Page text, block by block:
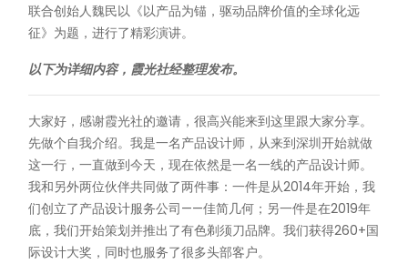
联合创始人魏民以《以产品为锚，驱动品牌价值的全球化远
征》为题，进行了精彩演讲。
以下为详细内容，霞光社经整理发布。
大家好，感谢霞光社的邀请，很高兴能来到这里跟大家分享。
先做个自我介绍。我是一名产品设计师，从来到深圳开始就做
这一行，一直做到今天，现在依然是一名一线的产品设计师。
我和另外两位伙伴共同做了两件事：一件是从2014年开始，我
们创立了产品设计服务公司——佳简几何；另一件是在2019年
底，我们开始策划并推出了有色剃须刀品牌。我们获得260+国
际设计大奖，同时也服务了很多头部客户。